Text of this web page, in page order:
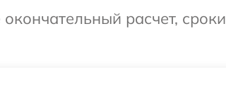
расчет,